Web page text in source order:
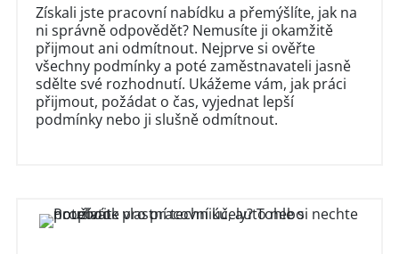
Získali jste pracovní nabídku a přemýšlíte, jak na
ni správně odpovědět? Nemusíte ji okamžitě
přijmout ani odmítnout. Nejprve si ověřte
všechny podmínky a poté zaměstnavateli jasně
sdělte své rozhodnutí. Ukážeme vám, jak práci
přijmout, požádat o čas, vyjednat lepší
podmínky nebo ji slušně odmítnout.